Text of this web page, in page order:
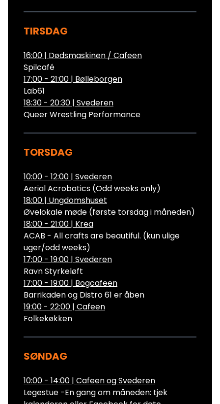
TIRSDAG
16:00 | Dødsmaskinen / Cafeen
Spilcafé
17:00 - 21:00 | Bølleborgen
Lab61
18:30 - 20:30 | Svederen
Queer Wrestling Performance
TORSDAG
10:00 - 12:00 | Svederen
Aerial Acrobatics (Odd weeks only)
18:00 | Ungdomshuset
Øvelokale møde (første torsdag i måneden)
18:00 - 21:00 | Krea
ACAB - All crafts are beautiful. (kun ulige
uger/odd weeks)
17:00 - 19:00 | Svederen
Ravn Styrkeløft
17:00 - 19:00 | Bogcafeen
Barrikaden og Distro 61 er åben
19:00 - 22:00 | Cafeen
Folkekøkken
SØNDAG
10:00 - 14:00 | Cafeen og Svederen
Legestue -En gang om måneden: tjek